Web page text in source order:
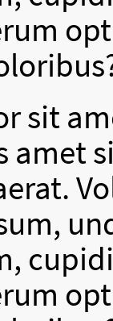
sit
amet